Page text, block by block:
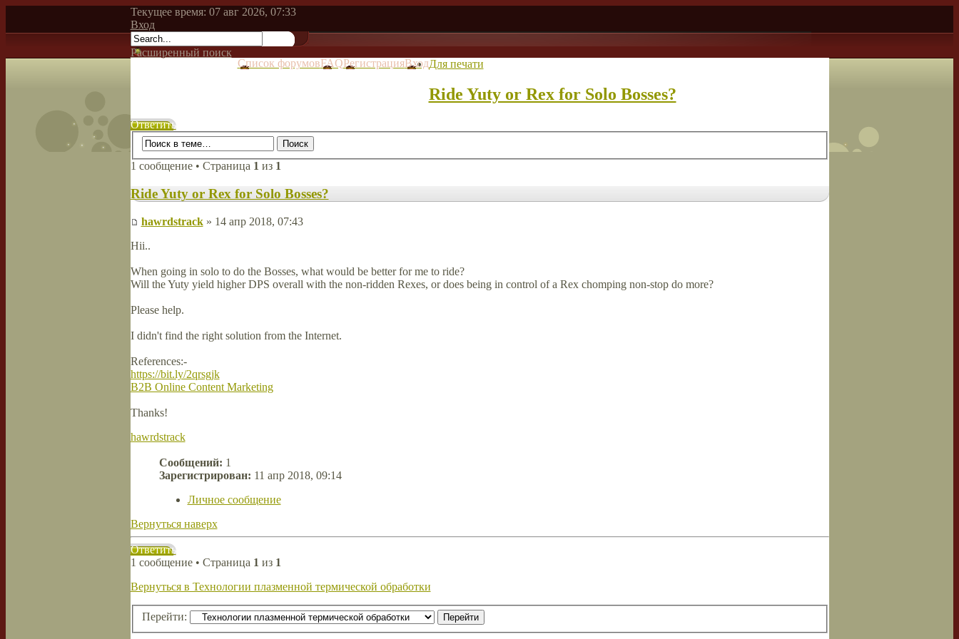
Текущее время: 07 авг 2026, 07:33
Вход
Расширенный поиск
Список форумовFAQРегистрацияВходДля печати
Ride Yuty or Rex for Solo Bosses?
Ответить
1 сообщение • Страница 1 из 1
Ride Yuty or Rex for Solo Bosses?
hawrdstrack» 14 апр 2018, 07:43
Hii..
When going in solo to do the Bosses, what would be better for me to ride?
Will the Yuty yield higher DPS overall with the non-ridden Rexes, or does being in control of a Rex chomping non-stop do more?
Please help.
I didn't find the right solution from the Internet.
References:-
https://bit.ly/2qrsgjk
B2B Online Content Marketing
Thanks!
hawrdstrack
Сообщений: 1
Зарегистрирован: 11 апр 2018, 09:14
Личное сообщение
Вернуться наверх
Ответить
1 сообщение • Страница 1 из 1
Вернуться в Технологии плазменной термической обработки
Перейти: